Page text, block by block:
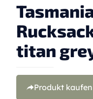
titan
Produkt kaufen